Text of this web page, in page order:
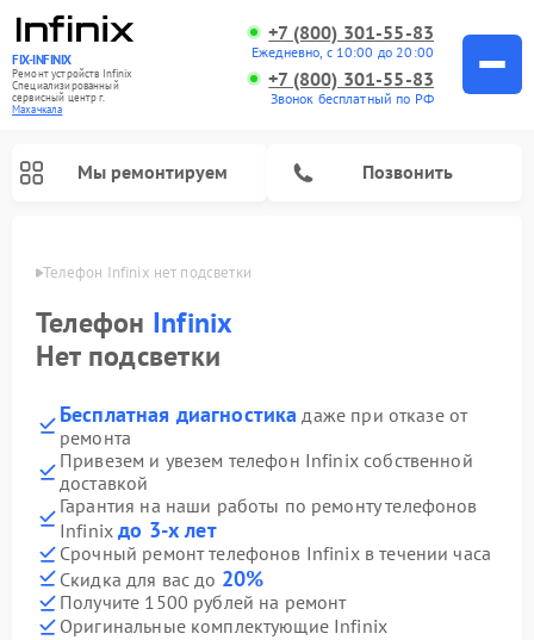
FIX-INFINIX
Ремонт устройств Infinix
Специализированный
cервисный центр г.
Махачкала
+7 (800) 301-55-83
Ежедневно, с 10:00 до 20:00
+7 (800) 301-55-83
Звонок бесплатный по РФ
Мы ремонтируем Позвонить
Телефон Infinix нет подсветки
Телефон Infinix
Нет подсветки
Бесплатная диагностика даже при отказе от
ремонта
Привезем и увезем телефон Infinix собственной
доставкой
Гарантия на наши работы по ремонту телефонов
Infinixдо 3-х лет
Срочный ремонт телефонов Infinix в течении часа
Скидка для вас до 20%
Получите 1500 рублей на ремонт
Оригинальные комплектующие Infinix